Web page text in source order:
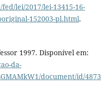
lei/2017/lei-13415-16-
152003-pl.html.
1997. Disponível em:
da-
document/id/